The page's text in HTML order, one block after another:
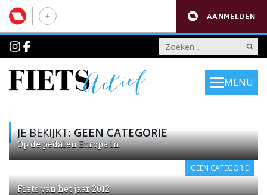
AANMELDEN
MENU
JE BEKIJKT:GEEN CATEGORIE
Op de pedalen Europa in
GEEN CATEGORIE
Fiets van het jaar 2012